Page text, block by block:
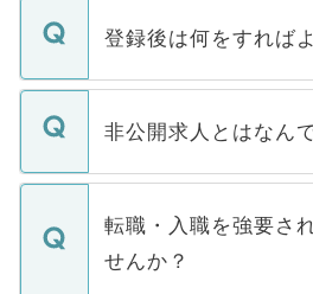
登録後は何をすれば
ご登録いただきました
登録内容を確認し、そ
ます。通常、5営業日以
いただきますので、し
い。
非公開求人とはなん
マイナビDOCTORで取
うち約3割は、Webサ
けない「非公開求人」
下記の理由によって、
転職・入職を強要さ
せんか？